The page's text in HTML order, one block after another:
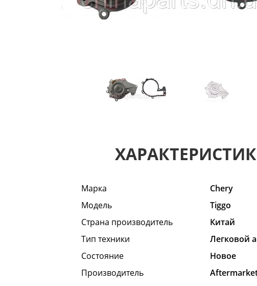
Марка
Chery
Модель
Tiggo
Страна производитель
Китай
Тип техники
Легковой
Состояние
Hовое
Производитель